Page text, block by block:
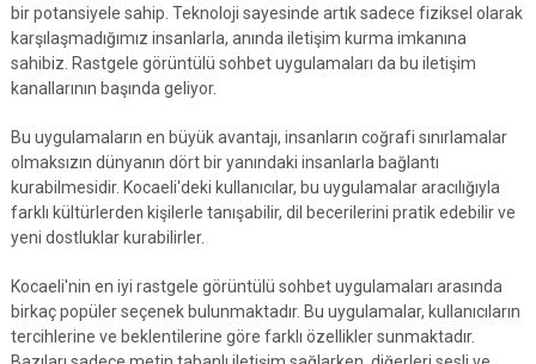
bir potansiyele sahip. Teknoloji sayesinde artık sadece fiziksel olarak
karşılaşmadığımız insanlarla, anında iletişim kurma imkanına
sahibiz. Rastgele görüntülü sohbet uygulamaları da bu iletişim
kanallarının başında geliyor.
Bu uygulamaların en büyük avantajı, insanların coğrafi sınırlamalar
olmaksızın dünyanın dört bir yanındaki insanlarla bağlantı
kurabilmesidir. Kocaeli'deki kullanıcılar, bu uygulamalar aracılığıyla
farklı kültürlerden kişilerle tanışabilir, dil becerilerini pratik edebilir ve
yeni dostluklar kurabilirler.
Kocaeli'nin en iyi rastgele görüntülü sohbet uygulamaları arasında
birkaç popüler seçenek bulunmaktadır. Bu uygulamalar, kullanıcıların
tercihlerine ve beklentilerine göre farklı özellikler sunmaktadır.